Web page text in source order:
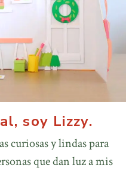
soy Lizzy.
curiosas y lindas para
que dan luz a mis